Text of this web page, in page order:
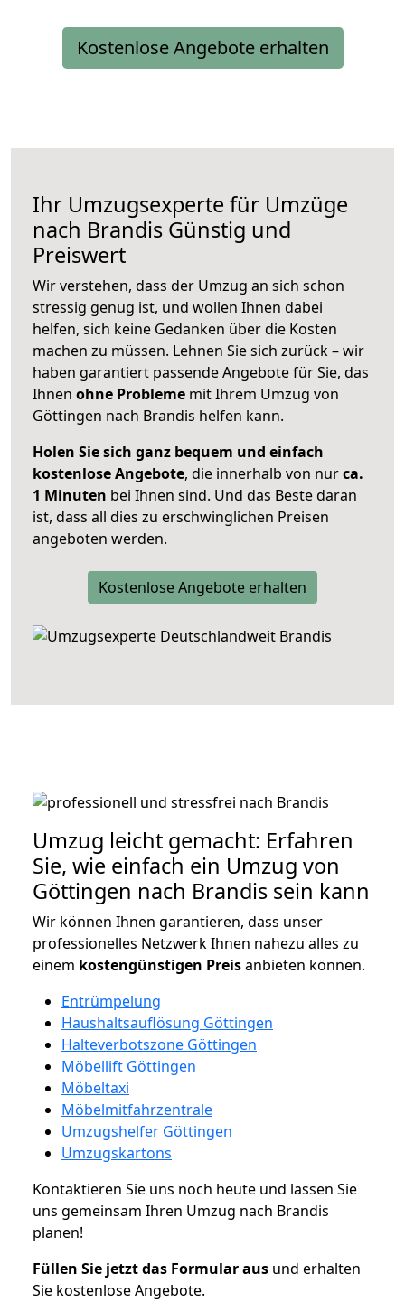
Kostenlose Angebote erhalten
Ihr Umzugsexperte für Umzüge
nach Brandis Günstig und
Preiswert
Wir verstehen, dass der Umzug an sich schon
stressig genug ist, und wollen Ihnen dabei
helfen, sich keine Gedanken über die Kosten
machen zu müssen. Lehnen Sie sich zurück – wir
haben garantiert passende Angebote für Sie, das
Ihnen ohne Probleme mit Ihrem Umzug von
Göttingen nach Brandis helfen kann.
Holen Sie sich ganz bequem und einfach
kostenlose Angebote, die innerhalb von nurca.
1 Minuten bei Ihnen sind. Und das Beste daran
ist, dass all dies zu erschwinglichen Preisen
angeboten werden.
Kostenlose Angebote erhalten
Umzug leicht gemacht: Erfahren
Sie, wie einfach ein Umzug von
Göttingen nach Brandis sein kann
Wir können Ihnen garantieren, dass unser
professionelles Netzwerk Ihnen nahezu alles zu
einem kostengünstigen Preisanbieten können.
Entrümpelung
Haushaltsauflösung Göttingen
Halteverbotszone Göttingen
Möbellift Göttingen
Möbeltaxi
Möbelmitfahrzentrale
Umzugshelfer Göttingen
Umzugskartons
Kontaktieren Sie uns noch heute und lassen Sie
uns gemeinsam Ihren Umzug nach Brandis
planen!
Füllen Sie jetzt das Formular aus und erhalten
Sie kostenlose Angebote.